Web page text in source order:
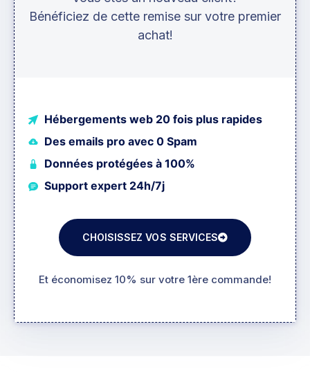
Bénéficiez de cette remise sur votre premier
achat!
Hébergements web 20 fois plus rapides
Des emails pro avec 0 Spam
Données protégées à 100%
Support expert 24h/7j
CHOISISSEZ VOS SERVICES
Et économisez 10% sur votre 1ère commande!